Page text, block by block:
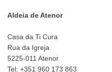
Aldeia de Atenor
Casa da Ti Cura
Rua da Igreja
5225-011 Atenor
Tel: +351 960 173 863